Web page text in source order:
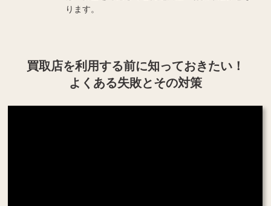
ります。
買取店を利用する前に知っておきたい！
よくある失敗とその対策